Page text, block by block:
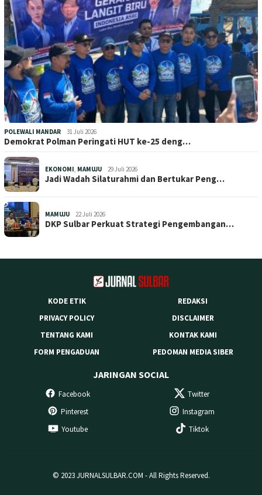
POLEWALI MANDAR 31 Juli 2026
Demokrat Polman Peringati HUT ke-25 deng…
EKONOMI, MAMUJU 29 Juli 2026
Jadi Wadah Silaturahmi dan Bertukar Peng…
MAMUJU 22 Juli 2026
DKP Sulbar Perkuat Strategi Pengembangan…
KODE ETIK
REDAKSI
PRIVACY POLICY
DISCLAIMER
TENTANG KAMI
KONTAK KAMI
FORM PENGADUAN
PEDOMAN MEDIA SIBER
JARINGAN SOCIAL
Facebook
Twitter
Pinterest
Instagram
Youtube
Tiktok
© 2023 JURNALSULBAR.COM - All Rights Reserved.